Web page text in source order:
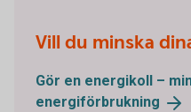
Vill du minska
Gör en energikoll –
energiförbrukning